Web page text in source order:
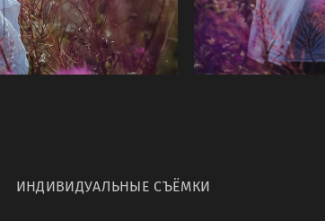
ИНДИВИДУАЛЬНЫЕ СЪЁМКИ